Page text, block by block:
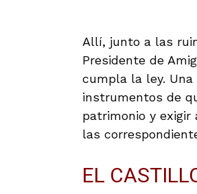
Allí, junto a las
Presidente de
cumpla la ley.
instrumentos de
patrimonio y exigir
las
EL